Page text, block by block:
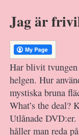
Jag är
Har blivit
helgen. Hur
mystiska bruna
What’s the deal?
Utlånade
håller man reda